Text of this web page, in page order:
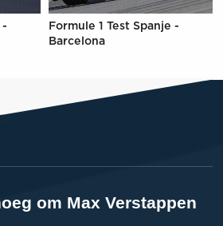
-
Formule 1 Test Spanje -
Barcelona
om Max Verstappen